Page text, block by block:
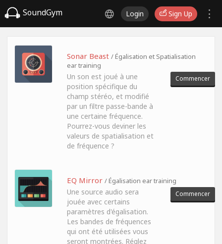
SoundGym Login Sign Up
Sonar Beast / Égalisation et Spatialisation
ear training
Un son est joué à une
position spécifique du
champ stéréo, et modifié
par un filtre passe-bande à
une certaine fréquence.
Pourrez-vous deviner les
valeurs de spatialisation et
de fréquence ?
Commencer
EQ Mirror / Égalisation ear training
Une source audio sera
jouée avec certains
paramètres d'égalisation.
Les bandes de fréquences
qui ont été utilisées vous
seront montrées. Réglez
Commencer